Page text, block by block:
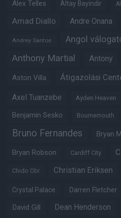
Alex Telles Altay Bayindir
Amad Diallo Andre Onana
Andrey Santos Angol
Anthony Martial Antony
Aston Villa Átigazolási
Axel Tuanzebe Ayden Heaven
Benjamin Sesko Bournemouth
Bruno Fernandes Bryan
Bryan Robson Cardiff City
Chido Obi Christian Eriksen
Crystal Palace Darren Fletcher
David Gill Dean Henderson